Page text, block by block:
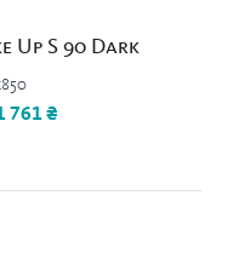
Up S 90 Dark
761 ₴